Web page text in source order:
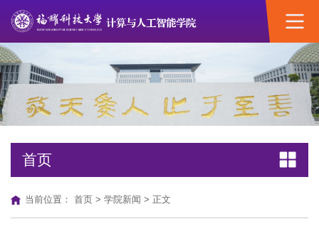
首页
当前位置： 首页 > 学院新闻 > 正文